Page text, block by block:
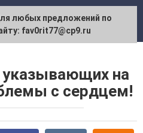
на
с сердцем!
любых предложений по
fav0rit77@cp9.ru